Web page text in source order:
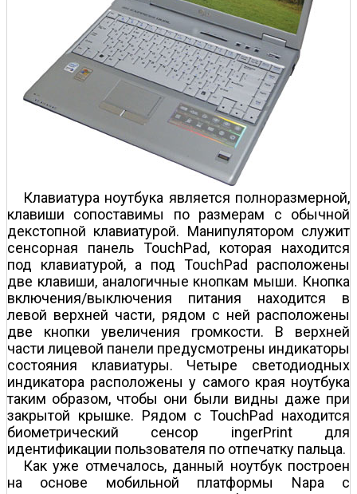
Клавиатура ноутбука является полноразмерной,
клавиши сопоставимы по размерам с обычной
декстопной клавиатурой. Манипулятором служит
сенсорная панель TouchPad, которая находится
под клавиатурой, а под TouchPad расположены
две клавиши, аналогичные кнопкам мыши. Кнопка
включения/выключения питания находится в
левой верхней части, рядом с ней расположены
две кнопки увеличения громкости. В верхней
части лицевой панели предусмотрены индикаторы
состояния клавиатуры. Четыре светодиодных
индикатора расположены у самого края ноутбука
таким образом, чтобы они были видны даже при
закрытой крышке. Рядом с TouchPad находится
биометрический сенсор ingerPrint для
идентификации пользователя по отпечатку пальца.
Как уже отмечалось, данный ноутбук построен
на основе мобильной платформы Napa с